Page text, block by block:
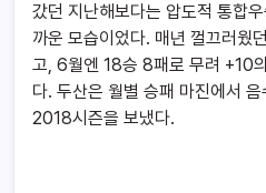
갔던 지난해보다는 압도적 통합
까운 모습이었다. 매년 껄끄러웠
고, 6월엔 18승 8패로 무려 +10
다. 두산은 월별 승패 마진에서
2018시즌을 보냈다.